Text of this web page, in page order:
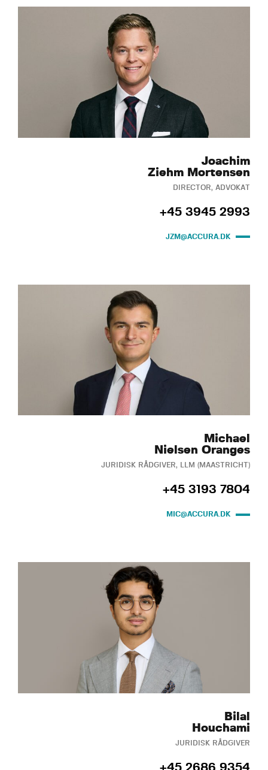
Joachim
Ziehm Mortensen
DIRECTOR, ADVOKAT
+45 3945 2993
JZM@ACCURA.DK
Michael
Nielsen Oranges
JURIDISK RÅDGIVER, LLM (MAASTRICHT)
+45 3193 7804
MIC@ACCURA.DK
Bilal
Houchami
JURIDISK RÅDGIVER
+45 2686 9354